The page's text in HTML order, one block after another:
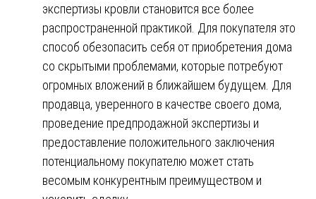
экспертизы кровли становится все более
распространенной практикой. Для покупателя это
способ обезопасить себя от приобретения дома
со скрытыми проблемами, которые потребуют
огромных вложений в ближайшем будущем. Для
продавца, уверенного в качестве своего дома,
проведение предпродажной экспертизы и
предоставление положительного заключения
потенциальному покупателю может стать
весомым конкурентным преимуществом и